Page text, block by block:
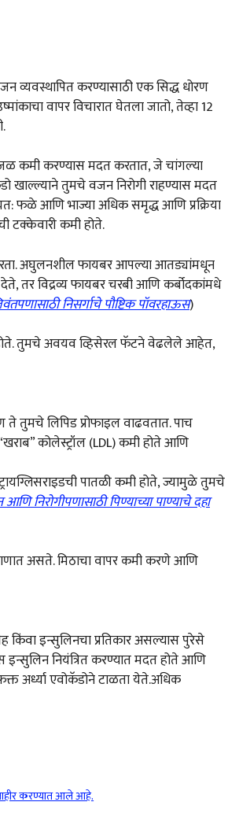
व्यवस्थापित करण्यासाठी एक सिद्ध धोरण
वापर विचारात घेतला जातो, तेव्हा 12
कमी करण्यास मदत करतात, जे चांगल्या
खाल्ल्याने तुमचे वजन निरोगी राहण्यास मदत
फळे आणि भाज्या अधिक समृद्ध आणि प्रक्रिया
टक्केवारी कमी होते.
अघुलनशील फायबर आपल्या आतड्यांमधून
तर विद्रव्य फायबर चरबी आणि कर्बोदकांमधे
निसर्गाचे पौष्टिक पॉवरहाऊस)
तुमचे अवयव व्हिसेरल फॅटने वेढलेले आहेत,
लिपिड प्रोफाइल वाढवतात. पाच
कोलेस्ट्रॉल (LDL) कमी होते आणि
पातळी कमी होते, ज्यामुळे तुमचे
निरोगीपणासाठी पिण्याच्या पाण्याचे दहा
असते. मिठाचा वापर कमी करणे आणि
किंवा इन्सुलिनचा प्रतिकार असल्यास पुरेसे
नियंत्रित करण्यात मदत होते आणि
अर्ध्या एवोकॅडोने टाळता येते.अधिक
करण्यात आले आहे.